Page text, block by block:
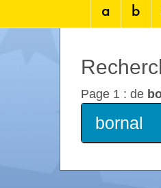
a b
Page 1 : de
bornal